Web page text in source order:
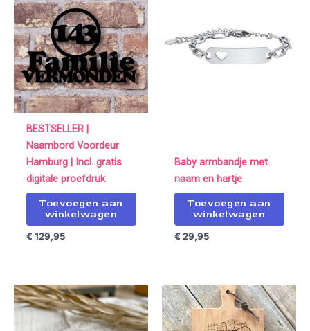
BESTSELLER |
Naambord Voordeur
Hamburg | Incl. gratis
digitale proefdruk
Toevoegen aan
winkelwagen
€ 129,95
Baby armbandje met
naam en hartje
Toevoegen aan
winkelwagen
€ 29,95
Oorspronkelijke
prijs
was:
€ 26,95.
Huidige
prijs
is:
€ 19,95.